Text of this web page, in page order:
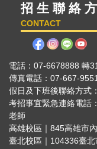
招 生 聯 絡
CONTACT
電話：07-6678888 轉
傳真電話：07-667-9551
假日及下班後聯絡方式
考招事宜緊急連絡電話
老師
高雄校區｜845高雄市
臺北校區｜104336臺